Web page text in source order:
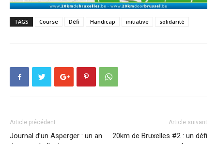
TAGS Course Défi Handicap initiative solidarité
Article précédent
Journal d’un Asperger : un an
Article suivant
20km de Bruxelles #2 : un défi